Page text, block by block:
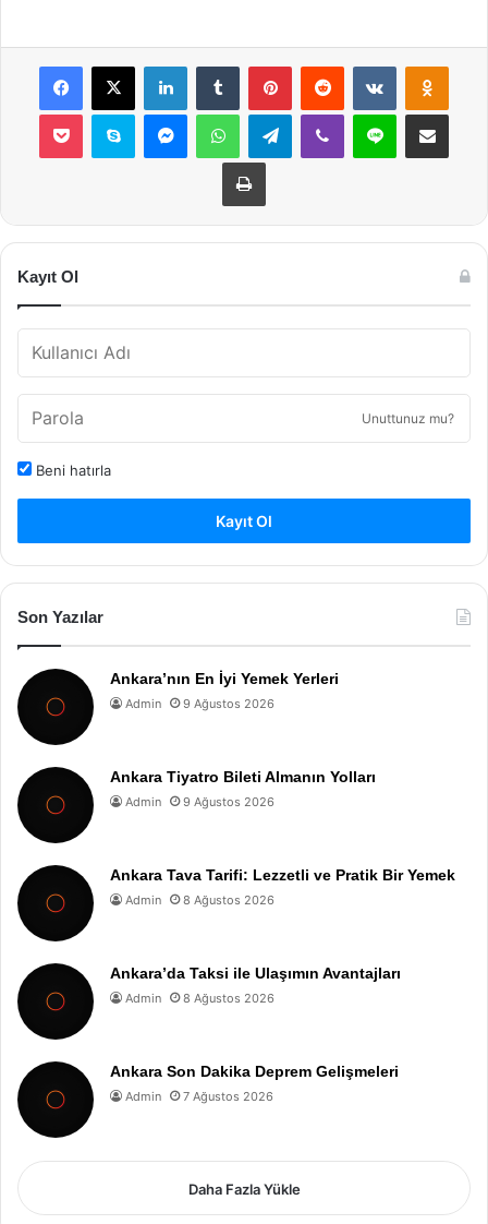
Facebook
X LinkedInTumblr PinterestReddit VKontakte
Pocket Skype MessengerWhatsAppTelegramViber Line E-Posta ile
Yazdır
Kayıt Ol
Unuttunuz mu?
Beni hatırla
Kayıt Ol
Son Yazılar
Ankara’nın En İyi Yemek Yerleri
Admin 9 Ağustos 2026
Ankara Tiyatro Bileti Almanın Yolları
Admin 9 Ağustos 2026
Ankara Tava Tarifi: Lezzetli ve Pratik Bir Yemek
Admin 8 Ağustos 2026
Ankara’da Taksi ile Ulaşımın Avantajları
Admin 8 Ağustos 2026
Ankara Son Dakika Deprem Gelişmeleri
Admin 7 Ağustos 2026
Daha Fazla Yükle